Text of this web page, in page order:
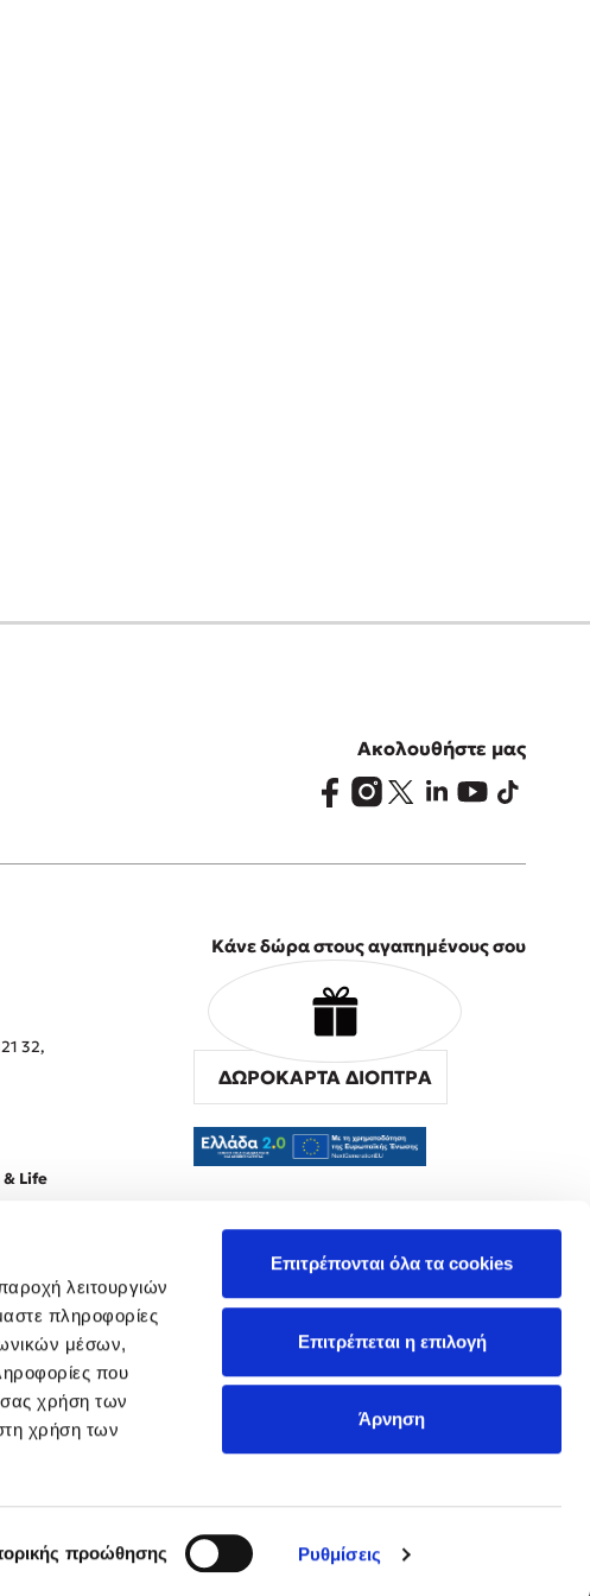
λειτουργιών
πληροφορίες
μέσων,
που
σας χρήση των
χρήση των
προώθησης Ρυθμίσεις
Επιτρέπονται όλα τα cookies
Επιτρέπεται η επιλογή
Άρνηση
Ακολουθήστε μας
32,
& Life
Κάνε δώρα στους αγαπημένους σου
ΔΩΡΟΚΑΡΤΑ ΔΙΟΠΤΡΑ